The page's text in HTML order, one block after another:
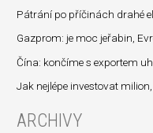
d
a
t
o
Pátrání po příčinách drahé
Gazprom: je moc jeřabin,
Čína: končíme s exportem
Jak nejlépe investovat
ARCHIVY